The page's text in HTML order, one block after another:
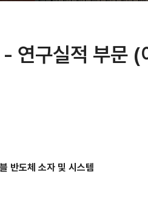
구실적 부문 (
반도체 소자 및 시스템